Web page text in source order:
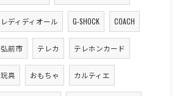
レディディオール G-SHOCK COACH
弘前市 テレカ テレホンカード
玩具 おもちゃ カルティエ